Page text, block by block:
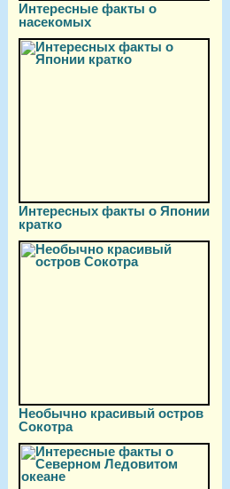
Интересные факты о
насекомых
Интересных факты о Японии
кратко
Необычно красивый остров
Сокотра